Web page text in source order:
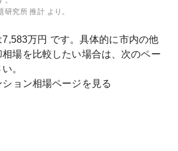
究所 推計 より。
7,583万円 です。具体的に市内の他
場を比較したい場合は、次のペー
。
ション相場ページを見る